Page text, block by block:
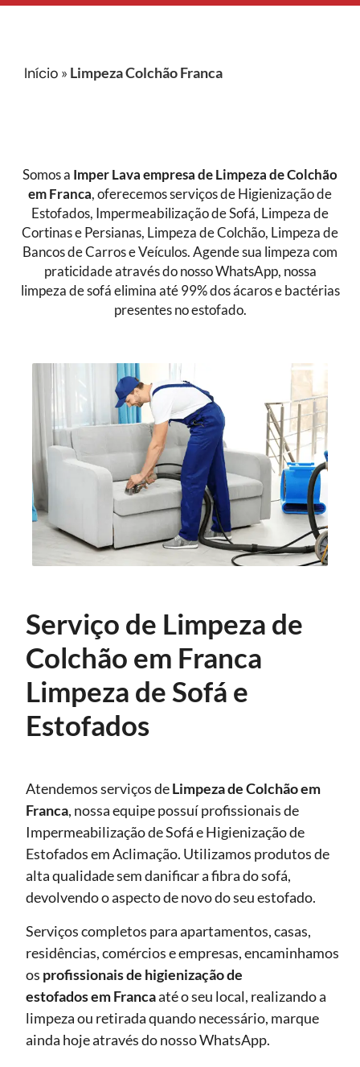
Início » Limpeza Colchão Franca
Somos a Imper Lava empresa de Limpeza de Colchão
em Franca, oferecemos serviços de Higienização de
Estofados, Impermeabilização de Sofá, Limpeza de
Cortinas e Persianas, Limpeza de Colchão, Limpeza de
Bancos de Carros e Veículos. Agende sua limpeza com
praticidade através do nosso WhatsApp, nossa
limpeza de sofá elimina até 99% dos ácaros e bactérias
presentes no estofado.
Serviço de Limpeza de
Colchão em Franca
Limpeza de Sofá e
Estofados
Atendemos serviços deLimpeza de Colchão em
Franca, nossa equipe possuí profissionais de
Impermeabilização de Sofá e Higienização de
Estofados em Aclimação. Utilizamos produtos de
alta qualidade sem danificar a fibra do sofá,
devolvendo o aspecto de novo do seu estofado.
Serviços completos para apartamentos, casas,
residências, comércios e empresas, encaminhamos
os profissionais de higienização de
estofados em Francaaté o seu local, realizando a
limpeza ou retirada quando necessário, marque
ainda hoje através do nosso WhatsApp.